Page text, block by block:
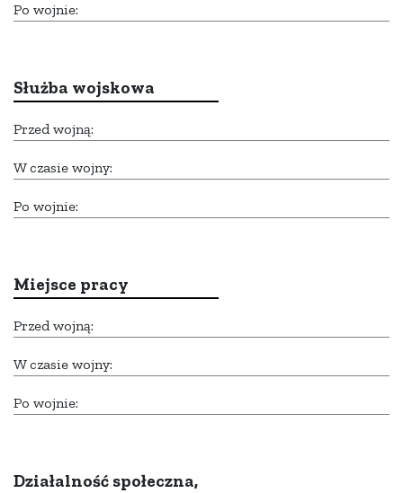
Po wojnie:
Służba wojskowa
Przed wojną:
W czasie wojny:
Po wojnie:
Miejsce pracy
Przed wojną:
W czasie wojny:
Po wojnie:
Działalność społeczna,